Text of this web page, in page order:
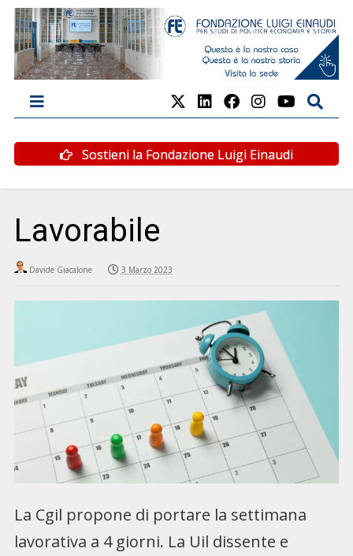
Sostieni la Fondazione Luigi Einaudi
Lavorabile
Davide Giacalone 3 Marzo 2023
La Cgil propone di portare la settimana
lavorativa a 4 giorni. La Uil dissente e